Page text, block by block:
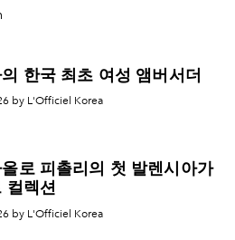
한국 최초 여성 앰버서더
by L'Officiel Korea
로 피촐리의 첫 발렌시아가
컬렉션
by L'Officiel Korea